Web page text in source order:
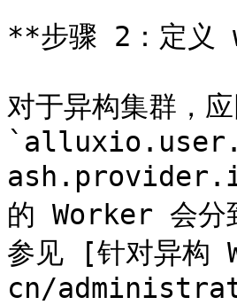
**步骤 2：定义
对于异构集群，
的 Worker 会分
参见 [针对异
cn/